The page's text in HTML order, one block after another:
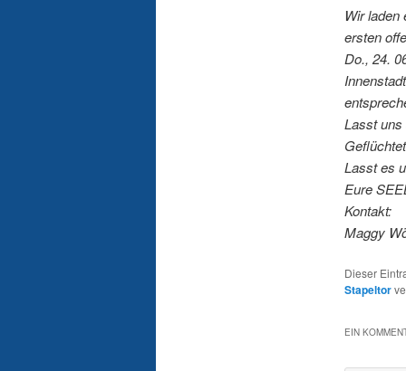
Wir laden
ersten
Do., 24.
Innenstadt
Lasst uns
Lasst es
Eure
Kontakt:
Maggy
Dieser
Stapeltor
EIN